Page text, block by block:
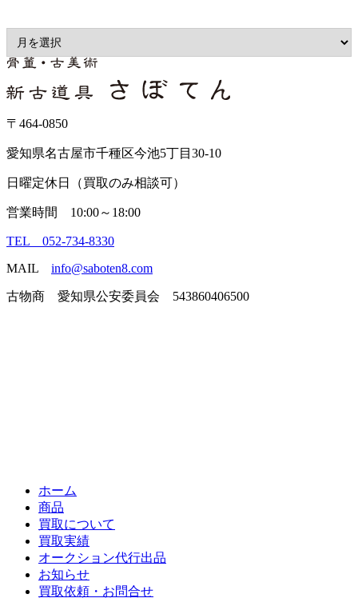
〒464-0850
愛知県名古屋市千種区今池5丁目30-10
日曜定休日（買取のみ相談可）
営業時間 10:00～18:00
TEL 052-734-8330
MAIL info@saboten8.com
古物商 愛知県公安委員会 543860406500
ホーム
商品
買取について
買取実績
オークション代行出品
お知らせ
買取依頼・お問合せ